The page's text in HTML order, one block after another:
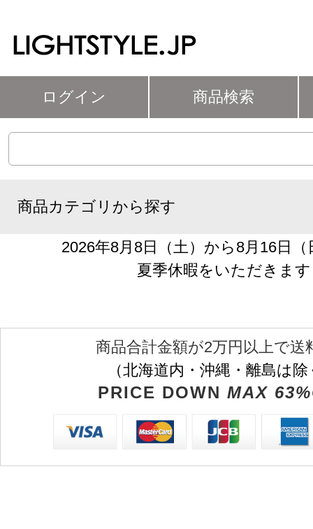
ログイン 商品検索
商品カテゴリから探す
2026年8月8日（土）から8月16日
夏季休暇をいただきます
商品合計金額が2万円以上で送
（北海道内・沖縄・離島は
PRICE DOWN MAX